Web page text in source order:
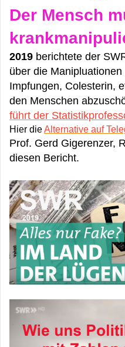
Der Mensch
2019 berichtete der
über die
Impfungen, Colesterin,
den Menschen
führt der
Hier dieAlternative auf
Prof. Gerd Gigerenzer,
diesen Bericht.